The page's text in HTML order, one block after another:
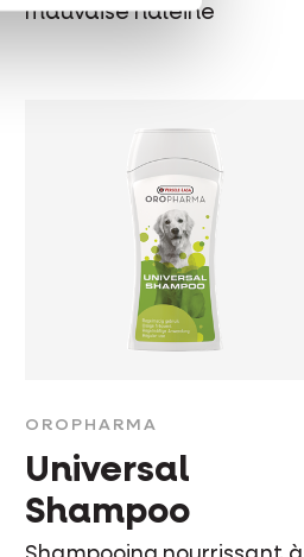
mauvaise haleine
OROPHARMA
Universal
Shampoo